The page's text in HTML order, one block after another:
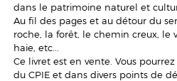
dans le patrimoine naturel et
Au fil des pages et au détour du
roche, la forêt, le chemin creux, le
haie, etc...
Ce livret est en vente. Vous
du CPIE et dans divers points de